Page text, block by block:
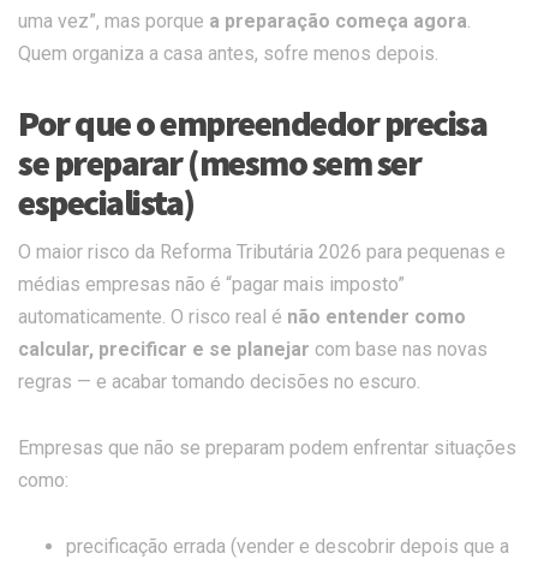
uma vez”, mas porque a preparação começa agora.
Quem organiza a casa antes, sofre menos depois.
Por que o empreendedor precisa
se preparar (mesmo sem ser
especialista)
O maior risco da Reforma Tributária 2026 para pequenas e
médias empresas não é “pagar mais imposto”
automaticamente. O risco real é não entender como
calcular, precificar e se planejar com base nas novas
regras — e acabar tomando decisões no escuro.
Empresas que não se preparam podem enfrentar situações
como:
precificação errada (vender e descobrir depois que a